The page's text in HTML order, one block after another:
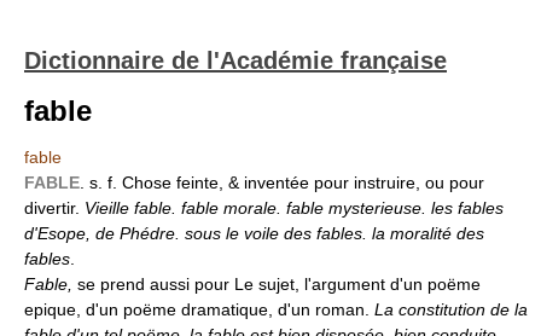
Dictionnaire de l'Académie française
fable
fable
FABLE . s. f. Chose feinte, & inventée pour instruire, ou pour
divertir. Vieille fable. fable morale. fable mysterieuse. les fables
d'Esope, de Phédre. sous le voile des fables. la moralité des
fables
Fable, se prend aussi pour Le sujet, l'argument d'un poëme
epique, d'un poëme dramatique, d'un roman. La constitution de la